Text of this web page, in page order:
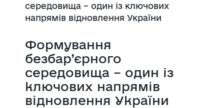
середовища – один із ключових
напрямів відновлення України
Формування
безбар’єрного
середовища – один із
ключових напрямів
відновлення України